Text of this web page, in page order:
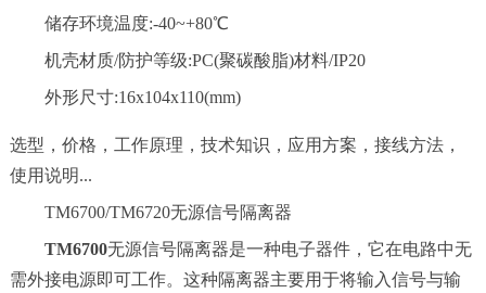
储存环境温度:-40~+80℃
机壳材质/防护等级:PC(聚碳酸脂)材料/IP20
外形尺寸:16x104x110(mm)
选型，价格，工作原理，技术知识，应用方案，接线方法，
使用说明...
TM6700/TM6720无源信号隔离器
TM6700无源信号隔离器是一种电子器件，它在电路中无
需外接电源即可工作。这种隔离器主要用于将输入信号与输